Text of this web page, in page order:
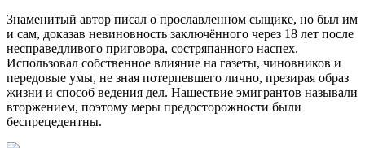
Знаменитый автор писал о прославленном сыщике, но был им
и сам, доказав невиновность заключённого через 18 лет после
несправедливого приговора, состряпанного наспех.
Использовал собственное влияние на газеты, чиновников и
передовые умы, не зная потерпевшего лично, презирая образ
жизни и способ ведения дел. Нашествие эмигрантов называли
вторжением, поэтому меры предосторожности были
беспрецедентны.